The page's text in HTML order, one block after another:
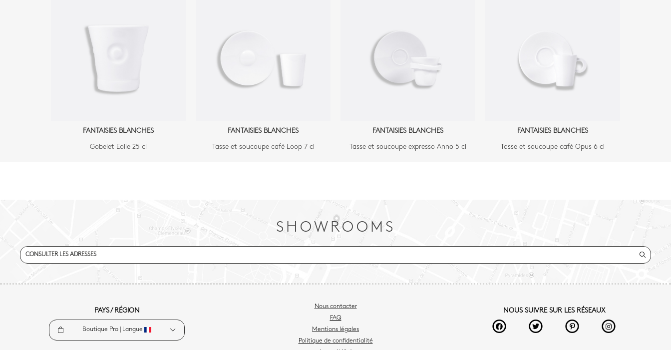
FANTAISIES BLANCHES
Gobelet Eolie 25 cl
FANTAISIES BLANCHES
Tasse et soucoupe café Loop 7 cl
FANTAISIES BLANCHES
Tasse et soucoupe expresso Anno 5 cl
FANTAISIES BLANCHES
Tasse et soucoupe café Opus 6 cl
SHOWROOMS
CONSULTER LES ADRESSES
PAYS / RÉGION
Boutique Pro | Langue
Nous contacter
FAQ
Mentions légales
Politique de confidentialité
NOUS SUIVRE SUR LES RÉSEAUX